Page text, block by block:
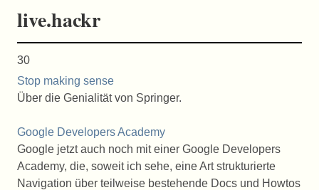
live.hackr
30
Stop making sense
Über die Genialität von Springer.
Google Developers Academy
Google jetzt auch noch mit einer Google Developers
Academy, die, soweit ich sehe, eine Art strukturierte
Navigation über teilweise bestehende Docs und Howtos